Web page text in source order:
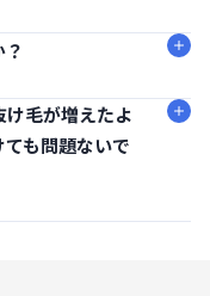
毛が増えたよ
も問題ないで